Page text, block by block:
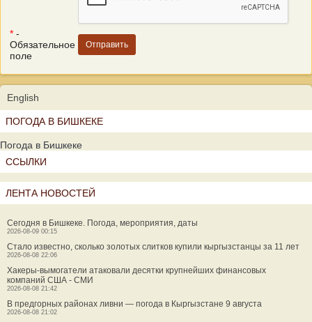
* -
Обязательное
поле
English
ПОГОДА В БИШКЕКЕ
Погода в Бишкеке
ССЫЛКИ
ЛЕНТА НОВОСТЕЙ
Сегодня в Бишкеке. Погода, мероприятия, даты
2026-08-09 00:15
Стало известно, сколько золотых слитков купили кыргызстанцы за 11 лет
2026-08-08 22:06
Хакеры-вымогатели атаковали десятки крупнейших финансовых
компаний США - СМИ
2026-08-08 21:42
В предгорных районах ливни — погода в Кыргызстане 9 августа
2026-08-08 21:02